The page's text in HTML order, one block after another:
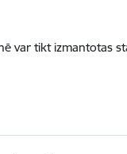
var tikt izmantotas